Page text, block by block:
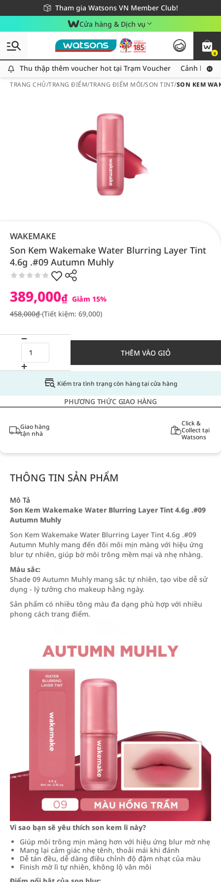
Tham gia Watsons VN Member Club!
Miễn phí giao hàng cho đơn hàng từ 249,000Đ
Giao hàng nhanh 24h - Áp dụng khu vực TP. Hồ Chí Minh
Cửa hàng & Dịch vụ
0
Thu thập thêm voucher hot tại Trạm Voucher
Thu thập thêm voucher hot tại Trạm Voucher Cảnh báo
TRANG CHỦ/TRANG ĐIỂM/TRANG ĐIỂM MÔI/SON TINT/SON KEM
WAKEMAKE
Son Kem Wakemake Water Blurring Layer Tint
4.6g .#09 Autumn Muhly
389,000₫ Giảm 15%
458,000₫(Tiết kiệm: 69,000)
THÊM VÀO GIỎ
Kiểm tra tình trạng còn hàng tại cửa hàng
PHƯƠNG THỨC GIAO HÀNG
Giao hàng
tận nhà
Click &
Collect tại
Watsons
THÔNG TIN SẢN PHẨM
Mô Tả
Son Kem Wakemake Water Blurring Layer Tint 4.6g .#09
Autumn Muhly
Son Kem Wakemake Water Blurring Layer Tint 4.6g .#09
Autumn Muhly mang đến đôi môi mịn màng với hiệu ứng
blur tự nhiên, giúp bờ môi trông mềm mại và nhẹ nhàng.
Màu sắc:
Shade 09 Autumn Muhly mang sắc tự nhiên, tạo vibe dễ sử
dụng - lý tưởng cho makeup hằng ngày.
Sản phẩm có nhiều tông màu đa dạng phù hợp với nhiều
phong cách trang điểm.
Vì sao bạn sẽ yêu thích son kem lì này?
Giúp môi trông mịn màng hơn với hiệu ứng blur mờ nhẹ
Mang lại cảm giác nhẹ tênh, thoải mái khi đánh
Dễ tán đều, dễ dàng điều chỉnh độ đậm nhạt của màu
Finish mờ lì tự nhiên, không lộ vân môi